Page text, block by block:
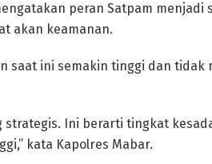
peran Satpam menjadi
akan keamanan.
saat ini semakin tinggi dan tidak
strategis. Ini berarti tingkat
kata Kapolres Mabar.